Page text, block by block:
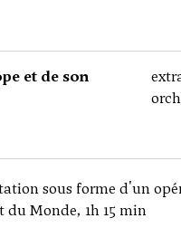
et de son
sous forme d'un
du Monde, 1h 15 min